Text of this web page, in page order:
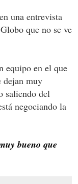
una entrevista
que no se ve
equipo en el que
dejan muy
saliendo del
negociando la
bueno que